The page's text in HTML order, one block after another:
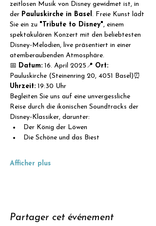
zeitlosen Musik von Disney gewidmet ist, in
der Pauluskirche in Basel. Freie Kunst lädt
Sie ein zu "Tribute to Disney", einem
spektakulären Konzert mit den beliebtesten
Disney-Melodien, live präsentiert in einer
atemberaubenden Atmosphäre.
📅 Datum: 16. April 2025📍 Ort:
Pauluskirche (Steinenring 20, 4051 Basel)⏰
Uhrzeit: 19:30 Uhr
Begleiten Sie uns auf eine unvergessliche
Reise durch die ikonischen Soundtracks der
Disney-Klassiker, darunter:
Der König der Löwen
Die Schöne und das Biest
Afficher plus
Partager cet événement